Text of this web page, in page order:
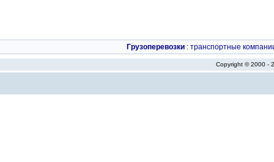
Грузоперевозки : транспортные
Copyright © 2000 -